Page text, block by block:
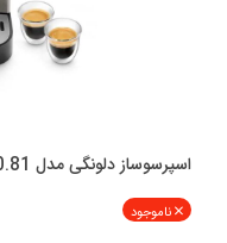
اسپرسوساز دلونگی مدل ECAM290.81
ناموجود